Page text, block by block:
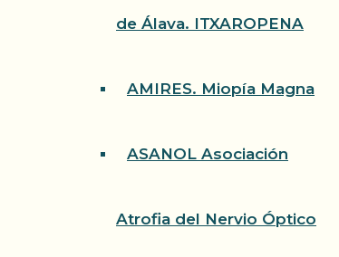
de Álava. ITXAROPENA
AMIRES. Miopía Magna
ASANOL Asociación
Atrofia del Nervio Óptico